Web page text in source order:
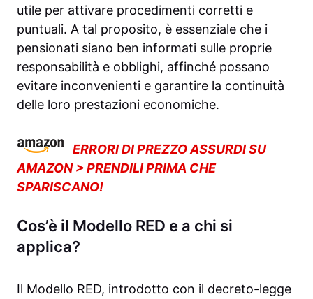
utile per attivare procedimenti corretti e
puntuali. A tal proposito, è essenziale che i
pensionati siano ben informati sulle proprie
responsabilità e obblighi, affinché possano
evitare inconvenienti e garantire la continuità
delle loro prestazioni economiche.
ERRORI DI PREZZO ASSURDI SU
AMAZON > PRENDILI PRIMA CHE
SPARISCANO!
Cos’è il Modello RED e a chi si
applica?
Il Modello RED, introdotto con il decreto-legge